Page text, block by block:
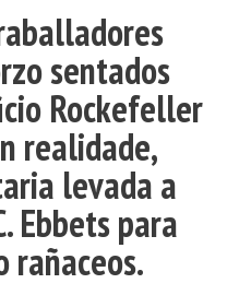
sentados
Rockefeller
realidade,
levada a
Ebbetspara
rañaceos.